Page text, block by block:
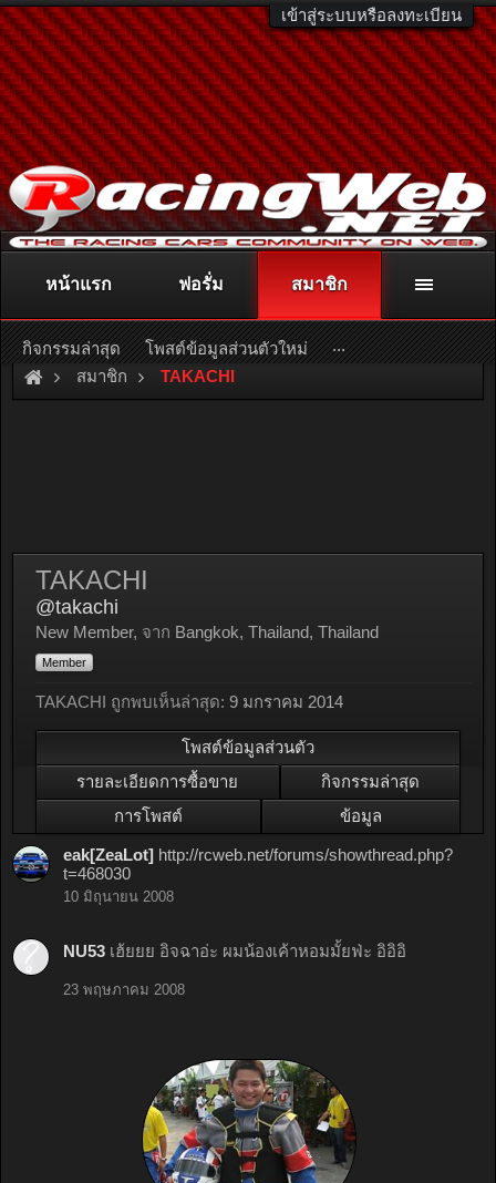
เข้าสู่ระบบหรือลงทะเบียน
ติดต่อลงโฆษณา racingweb@gmail.comหรือโทร. 081-811-1138
หรืออ่านรายละเอียดเพิ่มเติม คลิกที่นี่
สมาชิก TAKACHI
TAKACHI
@takachi
New Member, จาก Bangkok, Thailand, Thailand
Member
TAKACHI ถูกพบเห็นล่าสุด: 9 มกราคม 2014
โพสต์ข้อมูลส่วนตัว
รายละเอียดการซื้อขาย
กิจกรรมล่าสุด
การโพสต์
ข้อมูล
eak[ZeaLot] http://rcweb.net/forums/showthread.php?
t=468030
10 มิถุนายน 2008
NU53 เฮ้ยยย อิจฉาอ่ะ ผมน้องเค้าหอมมั้ยฟ่ะ อิอิอิ
23 พฤษภาคม 2008
หน้าแรก ฟอรั่ม สมาชิก
กิจกรรมล่าสุด โพสต์ข้อมูลส่วนตัวใหม่ ...